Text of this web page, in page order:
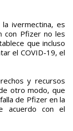
ivermectina, es
con Pfizer no les
que incluso
el COVID-19, el
y recursos
otro modo, que
de Pfizer en la
acuerdo con el